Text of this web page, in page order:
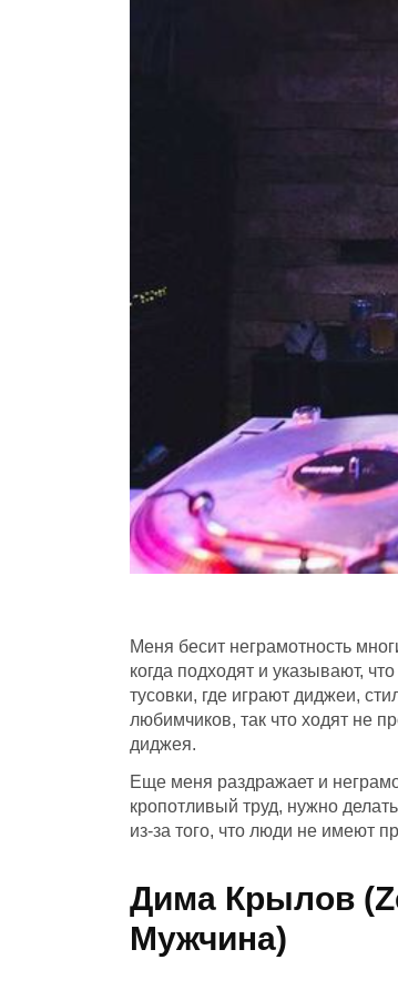
Меня бесит неграмотность
когда подходят и указывают,
тусовки, где играют диджеи,
любимчиков, так что ходят не
диджея.
Еще меня раздражает и
кропотливый труд, нужно
из-за того, что люди не имеют
Дима Крылов
Мужчина)